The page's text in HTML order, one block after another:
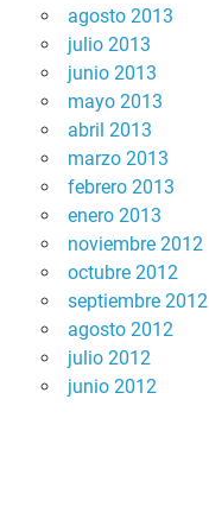
agosto 2013
julio 2013
junio 2013
mayo 2013
abril 2013
marzo 2013
febrero 2013
enero 2013
noviembre 2012
octubre 2012
septiembre 2012
agosto 2012
julio 2012
junio 2012